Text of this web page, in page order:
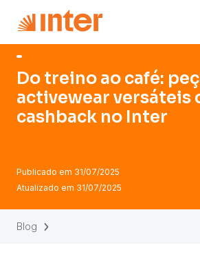
Do treino ao café:
activewear versáteis
cashback no Inter
Publicado em 31/07/2025
Atualizado em 31/07/2025
Blog
Navigated to Do treino ao café: